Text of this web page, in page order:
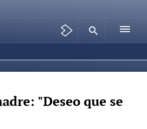
"Deseo que se